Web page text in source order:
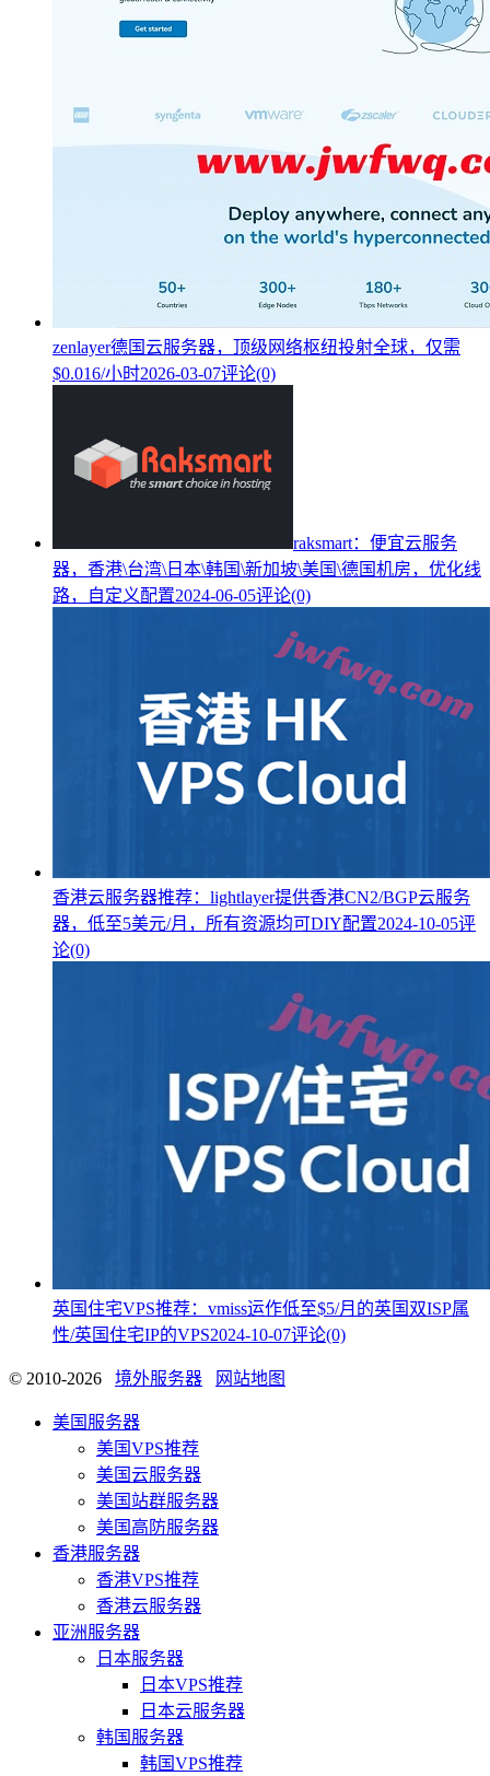
zenlayer德国云服务器，顶级网络枢纽投射全球，仅需
$0.016/小时2026-03-07评论(0)
raksmart：便宜云服务
器，香港\台湾\日本\韩国\新加坡\美国\德国机房，优化线
路，自定义配置2024-06-05评论(0)
香港云服务器推荐：lightlayer提供香港CN2/BGP云服务
器，低至5美元/月，所有资源均可DIY配置2024-10-05评
论(0)
英国住宅VPS推荐：vmiss运作低至$5/月的英国双ISP属
性/英国住宅IP的VPS2024-10-07评论(0)
© 2010-2026 境外服务器 网站地图
美国服务器
美国VPS推荐
美国云服务器
美国站群服务器
美国高防服务器
香港服务器
香港VPS推荐
香港云服务器
亚洲服务器
日本服务器
日本VPS推荐
日本云服务器
韩国服务器
韩国VPS推荐